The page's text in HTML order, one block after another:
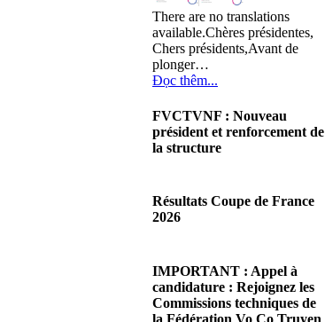
There are no translations
available.Chères présidentes,
Chers présidents,Avant de
plonger…
Đọc thêm...
FVCTVNF : Nouveau
président et renforcement de
la structure
There are no translations
available.Chères Présidentes,
Résultats Coupe de France
2026
There are no translations
available.Cliquez sur ce lien
pour accéder aux résultats
Đọc thêm...
IMPORTANT : Appel à
candidature : Rejoignez les
Commissions techniques de
la Fédération Vo Co Truyen